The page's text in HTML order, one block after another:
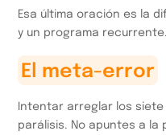
Esa última oración es la
y un programa recurrente.
El meta-error
Intentar arreglar los
parálisis. No apuntes a la